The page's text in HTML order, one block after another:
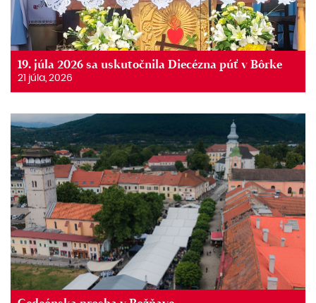
19. júla 2026 sa uskutočnila Diecézna púť v Bôrke
21 júla, 2026